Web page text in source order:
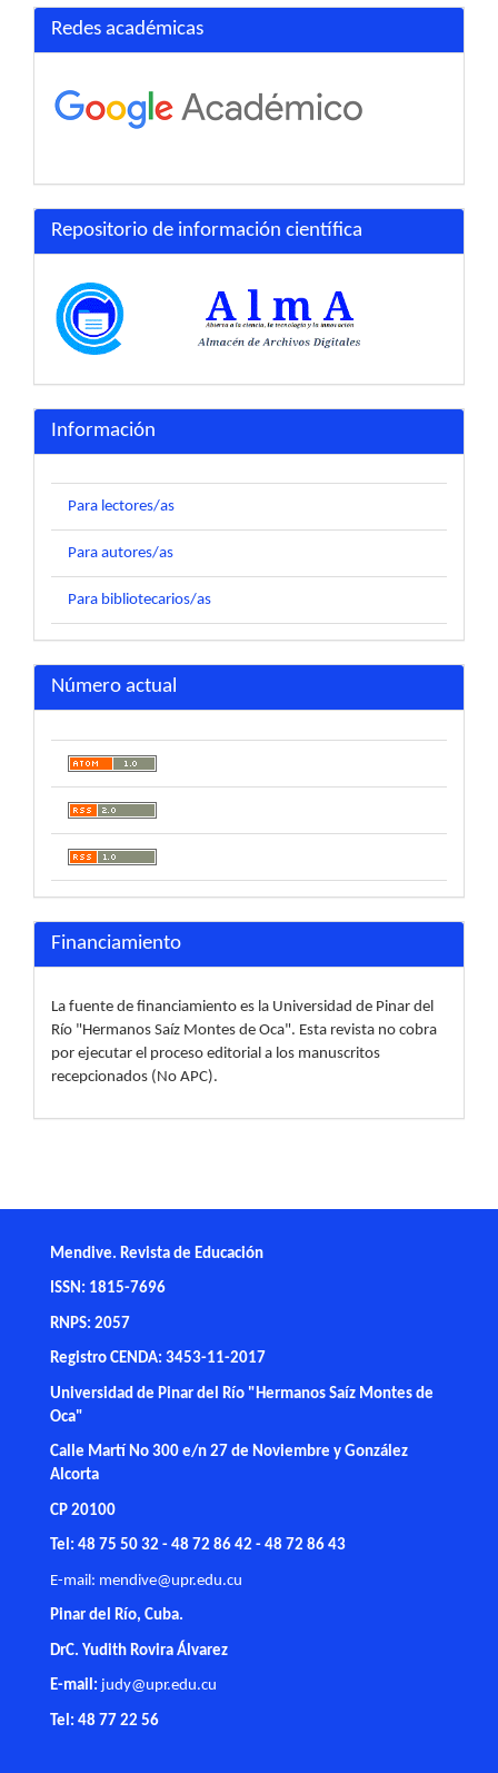
Redes académicas
Repositorio de información científica
Información
Para lectores/as
Para autores/as
Para bibliotecarios/as
Número actual
Financiamiento
La fuente de financiamiento es la Universidad de Pinar del
Río "Hermanos Saíz Montes de Oca". Esta revista no cobra
por ejecutar el proceso editorial a los manuscritos
recepcionados (No APC).
Mendive. Revista de Educación
ISSN: 1815-7696
RNPS: 2057
Registro CENDA: 3453-11-2017
Universidad de Pinar del Río "Hermanos Saíz Montes de
Oca"
Calle Martí No 300 e/n 27 de Noviembre y González
Alcorta
CP 20100
Tel: 48 75 50 32 - 48 72 86 42 - 48 72 86 43
E-mail: mendive@upr.edu.cu
Pinar del Río, Cuba.
DrC. Yudith Rovira Álvarez
E-mail: judy@upr.edu.cu
Tel: 48 77 22 56